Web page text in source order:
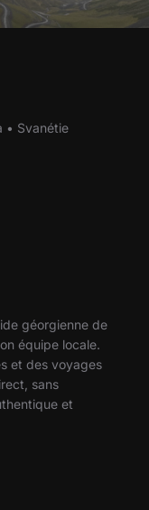
• Svanétie
géorgienne de
équipe locale.
et des voyages
sans
et